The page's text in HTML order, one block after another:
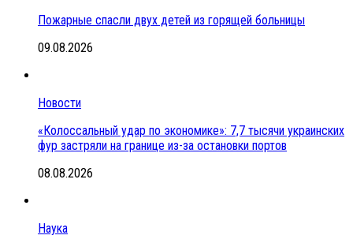
Пожарные спасли двух детей из горящей больницы
09.08.2026
Новости
«Колоссальный удар по экономике»: 7,7 тысячи украинских
фур застряли на границе из-за остановки портов
08.08.2026
Наука